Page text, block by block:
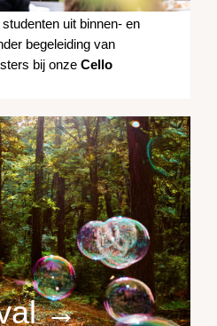
uit binnen- en
begeleiding van
bij onze Cello
→